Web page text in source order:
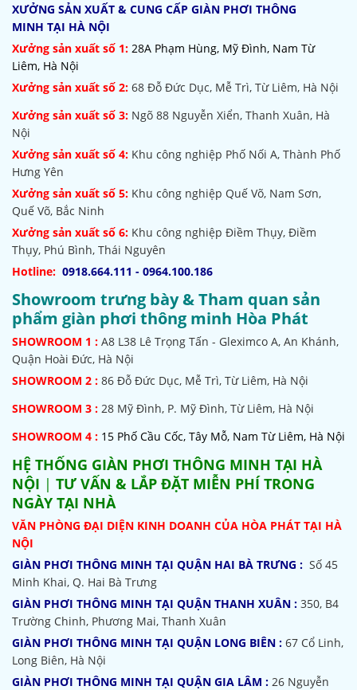
XƯỞNG SẢN XUẤT & CUNG CẤP GIÀN PHƠI THÔNG
MINH TẠI HÀ NỘI
Xưởng sản xuất số 1: 28A Phạm Hùng, Mỹ Đình, Nam Từ
Liêm, Hà Nội
Xưởng sản xuất số 2: 68 Đỗ Đức Dục, Mễ Trì, Từ Liêm, Hà Nội
Xưởng sản xuất số 3: Ngõ 88 Nguyễn Xiển, Thanh Xuân, Hà
Nội
Xưởng sản xuất số 4: Khu công nghiệp Phố Nối A, Thành Phố
Hưng Yên
Xưởng sản xuất số 5: Khu công nghiệp Quế Võ, Nam Sơn,
Quế Võ, Bắc Ninh
Xưởng sản xuất số 6: Khu công nghiệp Điềm Thụy, Điềm
Thụy, Phú Bình, Thái Nguyên
Hotline: 0918.664.111 - 0964.100.186
Showroom trưng bày & Tham quan sản
phẩm giàn phơi thông minh Hòa Phát
SHOWROOM 1 : A8 L38 Lê Trọng Tấn - Gleximco A, An Khánh,
Quận Hoài Đức, Hà Nội
SHOWROOM 2 : 86 Đỗ Đức Dục, Mễ Trì, Từ Liêm, Hà Nội
SHOWROOM 3 : 28 Mỹ Đình, P. Mỹ Đình, Từ Liêm, Hà Nội
SHOWROOM 4 : 15 Phố Cầu Cốc, Tây Mỗ, Nam Từ Liêm, Hà Nội
HỆ THỐNG GIÀN PHƠI THÔNG MINH TẠI HÀ
NỘI | TƯ VẤN & LẮP ĐẶT MIỄN PHÍ TRONG
NGÀY TẠI NHÀ
VĂN PHÒNG ĐẠI DIỆN KINH DOANH CỦA HÒA PHÁT TẠI HÀ
NỘI
GIÀN PHƠI THÔNG MINH TẠI QUẬN HAI BÀ TRƯNG : Số 45
Minh Khai, Q. Hai Bà Trưng
GIÀN PHƠI THÔNG MINH TẠI QUẬN THANH XUÂN : 350, B4
Trường Chinh, Phương Mai, Thanh Xuân
GIÀN PHƠI THÔNG MINH TẠI QUẬN LONG BIÊN : 67 Cổ Linh,
Long Biên, Hà Nội
GIÀN PHƠI THÔNG MINH TẠI QUẬN GIA LÂM : 26 Nguyễn